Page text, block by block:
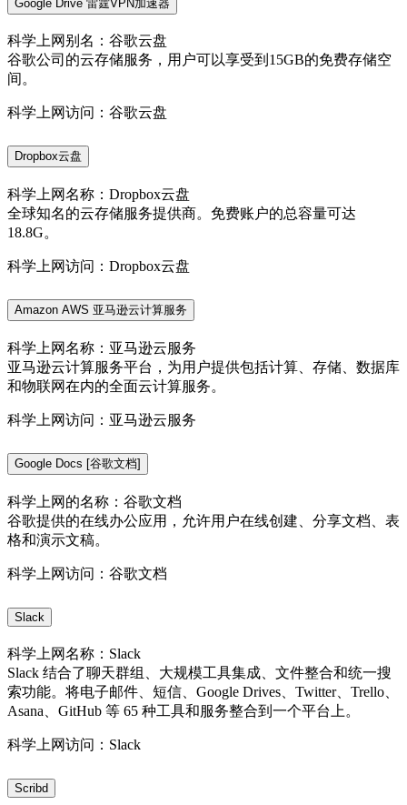
Google Drive 雷霆VPN加速器
科学上网别名：谷歌云盘
谷歌公司的云存储服务，用户可以享受到15GB的免费存储空
间。
科学上网访问：谷歌云盘
Dropbox云盘
科学上网名称：Dropbox云盘
全球知名的云存储服务提供商。免费账户的总容量可达
18.8G。
科学上网访问：Dropbox云盘
Amazon AWS 亚马逊云计算服务
科学上网名称：亚马逊云服务
亚马逊云计算服务平台，为用户提供包括计算、存储、数据库
和物联网在内的全面云计算服务。
科学上网访问：亚马逊云服务
Google Docs [谷歌文档]
科学上网的名称：谷歌文档
谷歌提供的在线办公应用，允许用户在线创建、分享文档、表
格和演示文稿。
科学上网访问：谷歌文档
Slack
科学上网名称：Slack
Slack 结合了聊天群组、大规模工具集成、文件整合和统一搜
索功能。将电子邮件、短信、Google Drives、Twitter、Trello、
Asana、GitHub 等 65 种工具和服务整合到一个平台上。
科学上网访问：Slack
Scribd